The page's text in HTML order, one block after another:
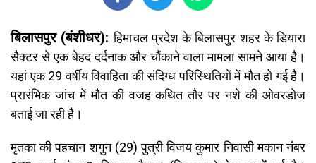
बिलासपुर (बंशीधर):हिमाचल प्रदेश के बिलासपुर शहर के डियारा
सैक्टर से एक बेहद दर्दनाक और चौंकाने वाला मामला सामने आया है।
यहां एक 29 वर्षीय विवाहिता की संदिग्ध परिस्थितियों में मौत हो गई है।
प्रारंभिक जांच में मौत की वजह कथित तौर पर नशे की ओवरडोज
बताई जा रही है।
मृतका की पहचान शगुन (29) पुत्री विजय कुमार निवासी मकान नंबर